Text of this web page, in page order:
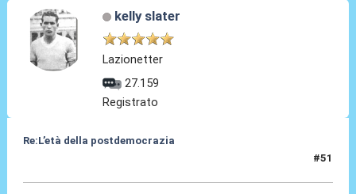
kelly slater
Lazionetter
27.159
Registrato
Re:L’età della postdemocrazia
#51